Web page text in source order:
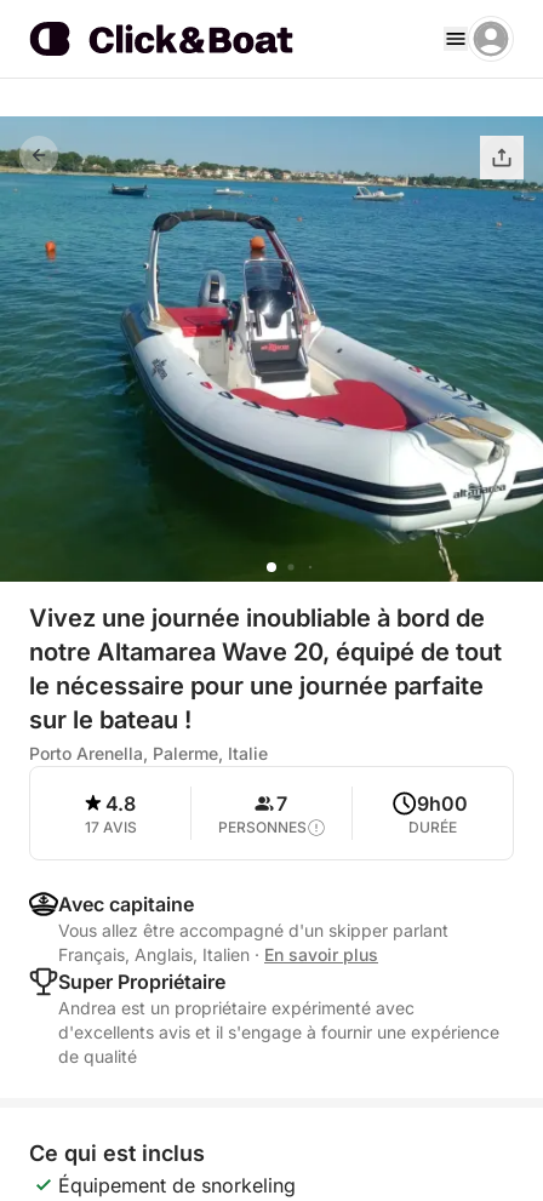
Vivez une journée inoubliable à bord de
notre Altamarea Wave 20, équipé de tout
le nécessaire pour une journée parfaite
sur le bateau !
Porto Arenella, Palerme, Italie
4.8
17 AVIS
7
PERSONNES
9h00
DURÉE
Avec capitaine
Vous allez être accompagné d'un skipper parlant
Français, Anglais, Italien · En savoir plus
Super Propriétaire
Andrea est un propriétaire expérimenté avec
d'excellents avis et il s'engage à fournir une expérience
de qualité
Ce qui est inclus
Équipement de snorkeling